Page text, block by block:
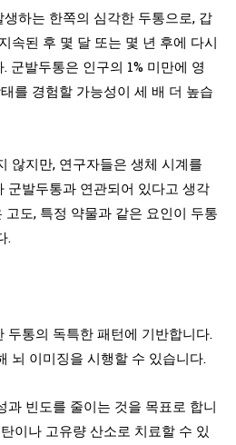
하는 한쪽의 심각한 두통으로, 갑
속된 후 몇 달 또는 몇 년 후에 다시
군발두통은 인구의 1% 미만에 영
를 경험할 가능성이 세 배 더 높습
않지만, 연구자들은 생체 시계를
군발두통과 연관되어 있다고 생각
고도, 특정 약물과 같은 요인이 두통
.
두통의 독특한 패턴에 기반합니다.
뇌 이미징을 시행할 수 있습니다.
과 빈도를 줄이는 것을 목표로 합니
이나 고유량 산소로 치료할 수 있